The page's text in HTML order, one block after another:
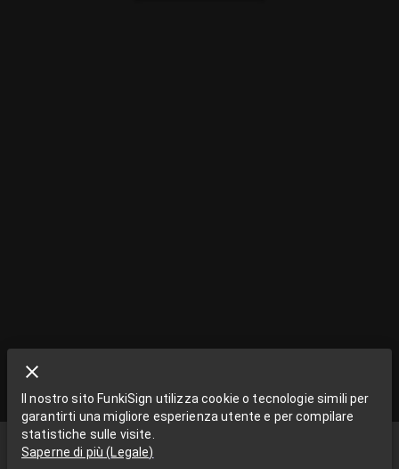
Funki Sign
Il nostro sito FunkiSign utilizza cookie o tecnologie simili per
garantirti una migliore esperienza utente e per compilare
statistiche sulle visite.
Saperne di più (Legale)